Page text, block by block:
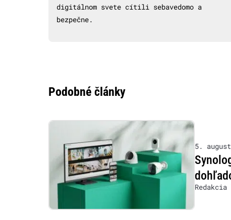
digitálnom svete cítili sebavedomo a
bezpečne.
Podobné články
5.
Redakcia